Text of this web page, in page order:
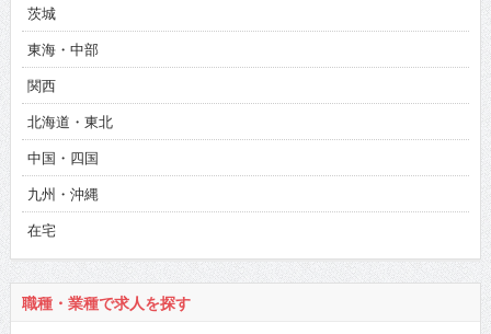
茨城
東海・中部
関西
北海道・東北
中国・四国
九州・沖縄
在宅
職種・業種で求人を探す